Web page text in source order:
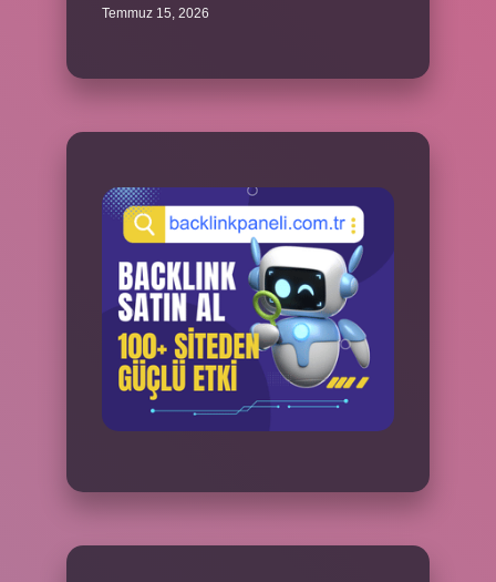
Temmuz 15, 2026